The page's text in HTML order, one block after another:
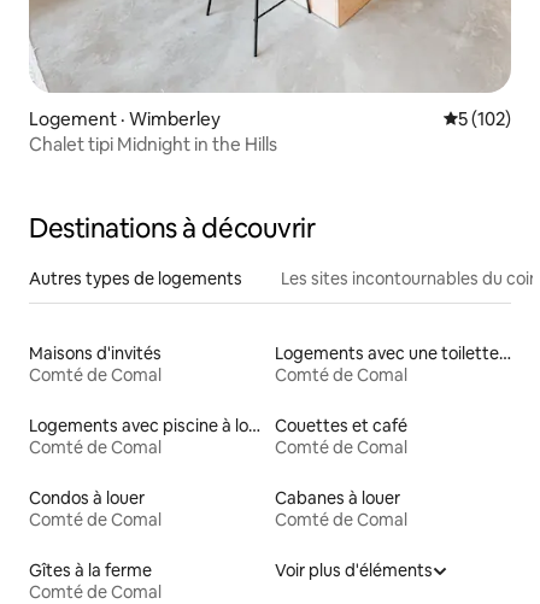
Logement · Wimberley Note
5 (102)
Chalet tipi Midnight in the Hills
Destinations à découvrir
Autres types de logements Les sites incontournables du coin
Maisons d'invités
Comté de Comal
Logements avec une toilette à une hauteur accessible
Comté de Comal
Logements avec piscine à louer
Comté de Comal
Couettes et café
Comté de Comal
Condos à louer
Comté de Comal
Cabanes à louer
Comté de Comal
Gîtes à la ferme
Comté de Comal
Voir plus d'éléments